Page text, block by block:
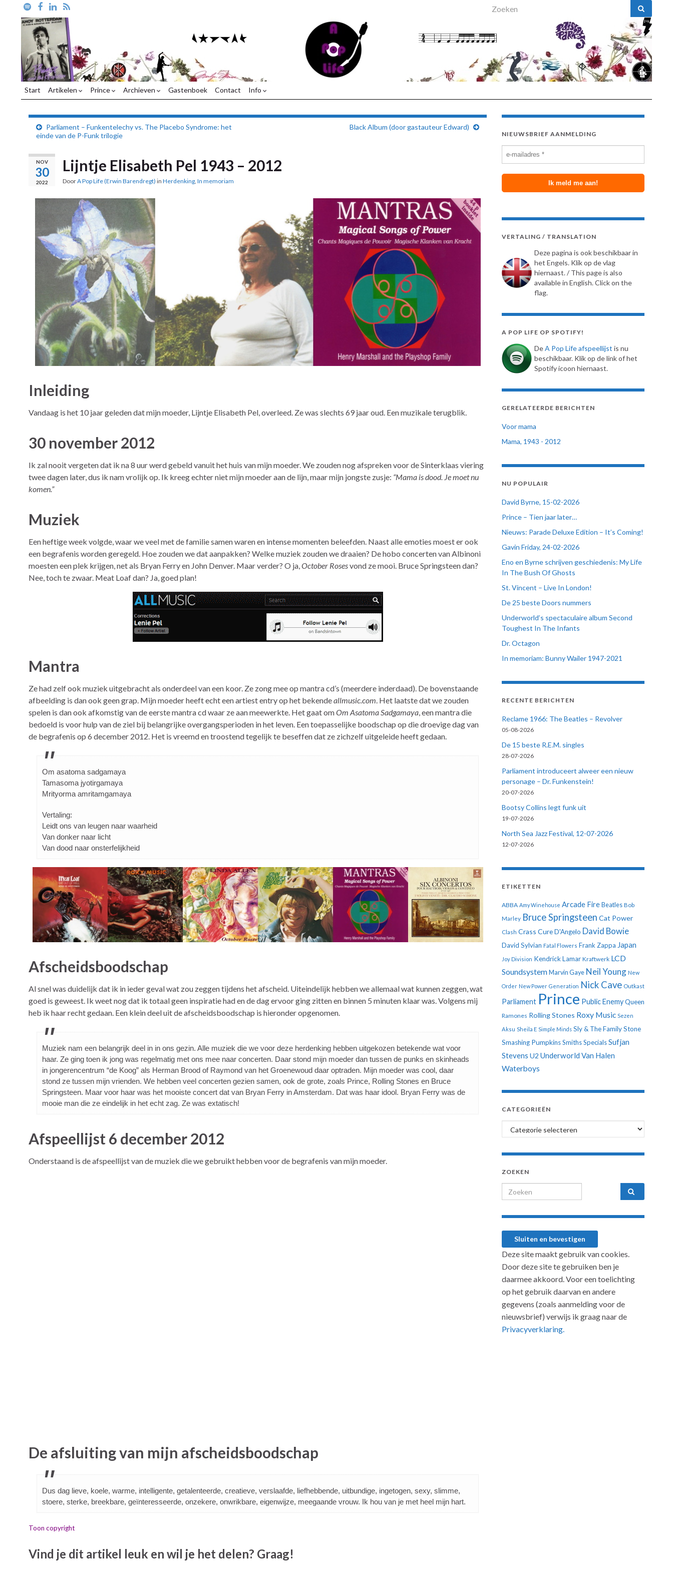
Search for:
Start Artikelen Prince Archieven Gastenboek Contact Info
Parliament – Funkentelechy vs. The Placebo Syndrome: het
einde van de P-Funk trilogie
Black Album (door gastauteur Edward)
NOV
30
2022
Lijntje Elisabeth Pel 1943 – 2012
DoorA Pop Life (Erwin Barendregt) in Herdenking, In memoriam
Inleiding
Vandaag is het 10 jaar geleden dat mijn moeder, Lijntje Elisabeth Pel, overleed. Ze was slechts 69 jaar oud. Een muzikale terugblik.
30 november 2012
Ik zal nooit vergeten dat ik na 8 uur werd gebeld vanuit het huis van mijn moeder. We zouden nog afspreken voor de Sinterklaas viering
twee dagen later, dus ik nam vrolijk op. Ik kreeg echter niet mijn moeder aan de lijn, maar mijn jongste zusje: “Mama is dood. Je moet nu
komen.”
Muziek
Een heftige week volgde, waar we veel met de familie samen waren en intense momenten beleefden. Naast alle emoties moest er ook
een begrafenis worden geregeld. Hoe zouden we dat aanpakken? Welke muziek zouden we draaien? De hobo concerten van Albinoni
moesten een plek krijgen, net als Bryan Ferry en John Denver. Maar verder? O ja,October Rosesvond ze mooi. Bruce Springsteen dan?
Nee, toch te zwaar. Meat Loaf dan? Ja, goed plan!
Mantra
Ze had zelf ook muziek uitgebracht als onderdeel van een koor. Ze zong mee op mantra cd’s (meerdere inderdaad). De bovenstaande
afbeelding is dan ook geen grap. Mijn moeder heeft echt een artiest entry op het bekendeallmusic.com. Het laatste dat we zouden
spelen is dan ook afkomstig van de eerste mantra cd waar ze aan meewerkte. Het gaat omOm Asatoma Sadgamaya, een mantra die
bedoeld is voor hulp van de ziel bij belangrijke overgangsperioden in het leven. Een toepasselijke boodschap op die droevige dag van
de begrafenis op 6 december 2012. Het is vreemd en troostend tegelijk te beseffen dat ze zichzelf uitgeleide heeft gedaan.
Om asatoma sadgamaya
Tamasoma jyotirgamaya
Mrityorma amritamgamaya
Vertaling:
Leidt ons van leugen naar waarheid
Van donker naar licht
Van dood naar onsterfelijkheid
Afscheidsboodschap
Al snel was duidelijk dat ik in ieder geval wat zou zeggen tijdens het afscheid. Uiteindelijk hebben we allemaal wat kunnen zeggen, wat
goed is geweest. Ik weet nog dat ik totaal geen inspiratie had en de dag ervoor ging zitten en binnen 5 minuten klaar was. Volgens mij
heb ik haar recht gedaan. Een klein deel uit de afscheidsboodschap is hieronder opgenomen.
Muziek nam een belangrijk deel in in ons gezin. Alle muziek die we voor deze herdenking hebben uitgekozen betekende wat voor
haar. Ze ging toen ik jong was regelmatig met ons mee naar concerten. Daar stond mijn moeder dan tussen de punks en skinheads
in jongerencentrum “de Koog” als Herman Brood of Raymond van het Groenewoud daar optraden. Mijn moeder was cool, daar
stond ze tussen mijn vrienden. We hebben veel concerten gezien samen, ook de grote, zoals Prince, Rolling Stones en Bruce
Springsteen. Maar voor haar was het mooiste concert dat van Bryan Ferry in Amsterdam. Dat was haar idool. Bryan Ferry was de
mooie man die ze eindelijk in het echt zag. Ze was extatisch!
Afspeellijst 6 december 2012
Onderstaand is de afspeellijst van de muziek die we gebruikt hebben voor de begrafenis van mijn moeder.
De afsluiting van mijn afscheidsboodschap
Dus dag lieve, koele, warme, intelligente, getalenteerde, creatieve, verslaafde, liefhebbende, uitbundige, ingetogen, sexy, slimme,
stoere, sterke, breekbare, geïnteresseerde, onzekere, onwrikbare, eigenwijze, meegaande vrouw. Ik hou van je met heel mijn hart.
Toon copyright
Vind je dit artikel leuk en wil je het delen? Graag!
NIEUWSBRIEF AANMELDING
VERTALING / TRANSLATION
Deze pagina is ook beschikbaar in
het Engels. Klik op de vlag
hiernaast. / This page is also
available in English. Click on the
flag.
A POP LIFE OP SPOTIFY!
DeA Pop Life afspeellijst is nu
beschikbaar. Klik op de link of het
Spotify icoon hiernaast.
GERELATEERDE BERICHTEN
Voor mama
Mama, 1943 - 2012
NU POPULAIR
David Byrne, 15-02-2026
Prince – Tien jaar later…
Nieuws: Parade Deluxe Edition – It’s Coming!
Gavin Friday, 24-02-2026
Eno en Byrne schrijven geschiedenis: My Life
In The Bush Of Ghosts
St. Vincent – Live In London!
De 25 beste Doors nummers
Underworld’s spectaculaire album Second
Toughest In The Infants
Dr. Octagon
In memoriam: Bunny Wailer 1947-2021
RECENTE BERICHTEN
Reclame 1966: The Beatles – Revolver
05-08-2026
De 15 beste R.E.M. singles
28-07-2026
Parliament introduceert alweer een nieuw
personage – Dr. Funkenstein!
20-07-2026
Bootsy Collins legt funk uit
19-07-2026
North Sea Jazz Festival, 12-07-2026
12-07-2026
ETIKETTEN
ABBA Amy Winehouse Arcade Fire Beatles Bob
Marley Bruce Springsteen Cat Power
Clash Crass CureD'Angelo David Bowie
David Sylvian Fatal Flowers Frank Zappa Japan
Joy Division Kendrick Lamar Kraftwerk LCD
Soundsystem Marvin Gaye Neil Young New
Order New Power Generation Nick Cave Outkast
Parliament Prince Public EnemyQueen
Ramones Rolling Stones Roxy Music Sezen
Aksu Sheila E Simple Minds Sly & The Family Stone
Smashing PumpkinsSmithsSpecialsSufjan
Stevens U2 Underworld Van Halen
Waterboys
CATEGORIEËN
Categorieën
ZOEKEN
Search for:
Deze site maakt gebruik van cookies.
Door deze site te gebruiken ben je
daarmee akkoord. Voor een toelichting
op het gebruik daarvan en andere
gegevens (zoals aanmelding voor de
nieuwsbrief) verwijs ik graag naar de
Privacyverklaring.